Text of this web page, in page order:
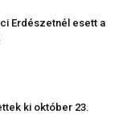
Erdészetnél esett a
ki október 23.